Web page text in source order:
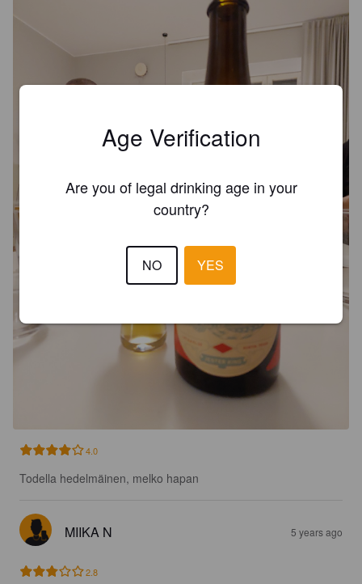
4.0
Todella hedelmäinen, melko hapan
MIIKA N 5 years ago
2.8
Age Verification
Are you of legal drinking age in your
country?
NO YES